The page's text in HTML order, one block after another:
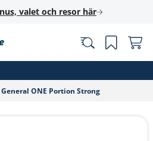
valet och resor här
General ONE Portion Strong‎